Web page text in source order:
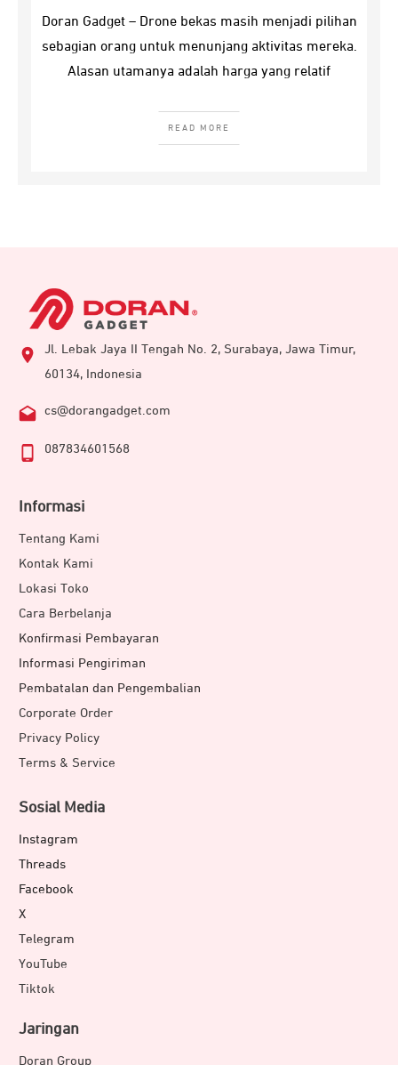
Doran Gadget – Drone bekas masih menjadi pilihan
sebagian orang untuk menunjang aktivitas mereka.
Alasan utamanya adalah harga yang relatif
READ MORE
Jl. Lebak Jaya II Tengah No. 2, Surabaya, Jawa Timur,
60134, Indonesia
cs@dorangadget.com
087834601568
Informasi
Tentang Kami
Kontak Kami
Lokasi Toko
Cara Berbelanja
Konfirmasi Pembayaran
Informasi Pengiriman
Pembatalan dan Pengembalian
Corporate Order
Privacy Policy
Terms & Service
Sosial Media
Instagram
Threads
Facebook
X
Telegram
YouTube
Tiktok
Jaringan
Doran Group